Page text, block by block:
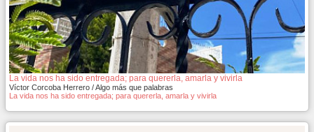
La vida nos ha sido entregada; para quererla, amarla y vivirla
Víctor Corcoba Herrero / Algo más que palabras
La vida nos ha sido entregada; para quererla, amarla y vivirla